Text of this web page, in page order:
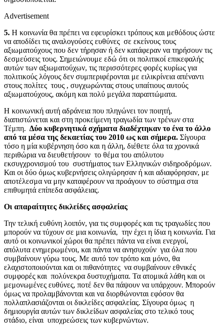
Advertisement
5. Η κοινωνία θα πρέπει να εφευρίσκει τρόπους και μεθόδους ώστε
να αποδίδει τις αναλογούσες ευθύνες σε εκείνους τους
αξιωματούχους που δεν τήρησαν ή δεν κατάφεραν να τηρήσουν τις
δεσμεύσεις τους. Σημειώνουμε εδώ ότι οι πολιτικοί επικεφαλής
αυτών των αξιωματούχων, τις περισσότερες φορές κυρίως για
πολιτικούς λόγους δεν συμπεριφέρονται με ειλικρίνεια απέναντι
στους πολίτες τους , συγχωρώντας στους υπαίτιους αυτούς
αξιωματούχους, ακόμη και πολύ μεγάλα παραπτώματα.
Η κοινωνική αυτή αδράνεια που πληγώνει τον ποιητή,
διαπιστώνεται και στη προκείμενη τραγωδία των τρένων στα
Τέμπη. Δύο κυβερνητικά σχήματα διαδέχτηκαν το ένα το άλλο
από τα μέσα της δεκαετίας του 2010 ως και σήμερα. Σίγουρα
τόσο η μία κυβέρνηση όσο και η άλλη, διέθετε όλα τα χρονικά
περιθώρια να διευθετήσουν το θέμα του απόλυτου
εκσυγχρονισμού του συστήματος των Ελληνικών σιδηροδρόμων.
Και οι δύο όμως κυβερνήσεις ολιγώρησαν ή και αδιαφόρησαν, με
αποτέλεσμα να μην καταφέρουν να προάγουν το σύστημα στα
επιθυμητά επίπεδα ασφάλειας.
Οι απαραίτητες δικλείδες ασφαλείας
Την τελική ευθύνη λοιπόν, για τις συμφορές και τις τραγωδίες που
μπορούν να τύχουν σε μια κοινωνία, την έχει η ίδια η κοινωνία. Για
αυτό οι κοινωνικοί χώροι θα πρέπει πάντα να είναι ενεργοί,
απόλυτα ενημερωμένοι, και πάντα να ανησυχούν για όλα που
συμβαίνουν γύρω τους. Με αυτό τον τρόπο και μόνο, θα
ελαχιστοποιούνται και οι πιθανότητες να συμβαίνουν εθνικές
συμφορές και πολύνεκρα δυστυχήματα. Τα ατομικά λάθη και οι
μεμονωμένες ευθύνες, ποτέ δεν θα πάψουν να υπάρχουν. Μπορούν
όμως να προλαμβάνονται και να διορθώνονται εφόσον θα
πολλαπλασιάζονται οι δικλείδες ασφαλείας. Σίγουρα όμως η
δημιουργία αυτών των δικλείδων ασφαλείας στο τελικό τους
στάδιο, είναι υποχρεώσεις των κυβερνώντων.